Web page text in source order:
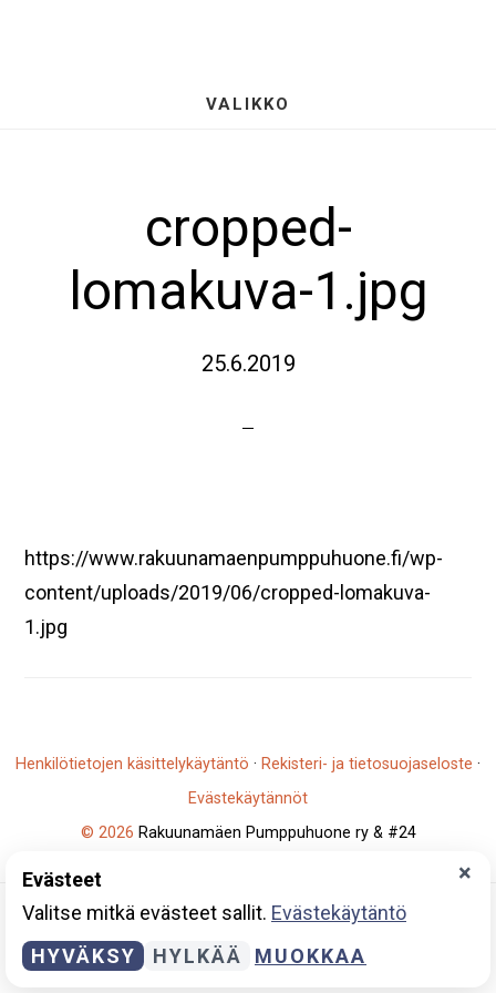
VALIKKO
cropped-
lomakuva-1.jpg
25.6.2019
https://www.rakuunamaenpumppuhuone.fi/wp-
content/uploads/2019/06/cropped-lomakuva-
1.jpg
Henkilötietojen käsittelykäytäntö · Rekisteri- ja tietosuojaseloste ·
Evästekäytännöt
© 2026 Rakuunamäen Pumppuhuone ry & #24
×
Evästeet
Valitse mitkä evästeet sallit. Evästekäytäntö
HYVÄKSY
HYLKÄÄ MUOKKAA